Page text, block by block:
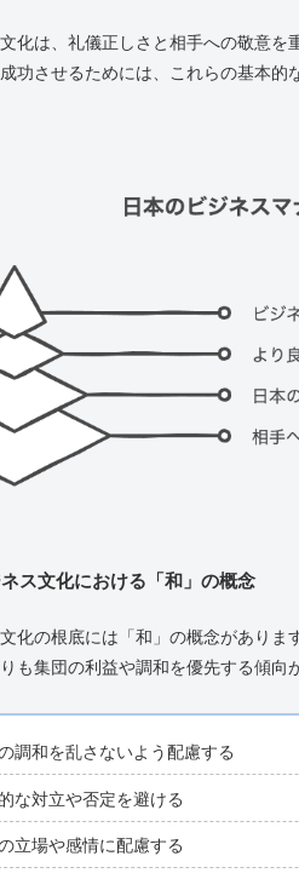
化は、礼儀正しさと相手への敬意を
功させるためには、これらの基本
ス文化における「和」の概念
化の根底には「和」の概念があり
も集団の利益や調和を優先する傾向
調和を乱さないよう配慮する
な対立や否定を避ける
立場や感情に配慮する